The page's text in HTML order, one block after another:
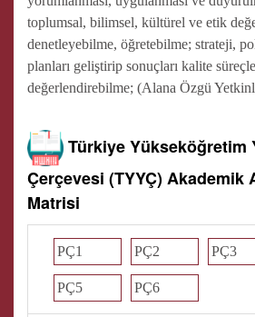
toplumsal, bilimsel, kültürel ve etik
denetleyebilme, öğretebilme; strateji,
planları geliştirip sonuçları kalite
değerlendirebilme; (Alana Özgü
Türkiye Yükseköğretim
Çerçevesi (TYYÇ) Akademik
Matrisi
PÇ1 PÇ2 PÇ3
PÇ5 PÇ6